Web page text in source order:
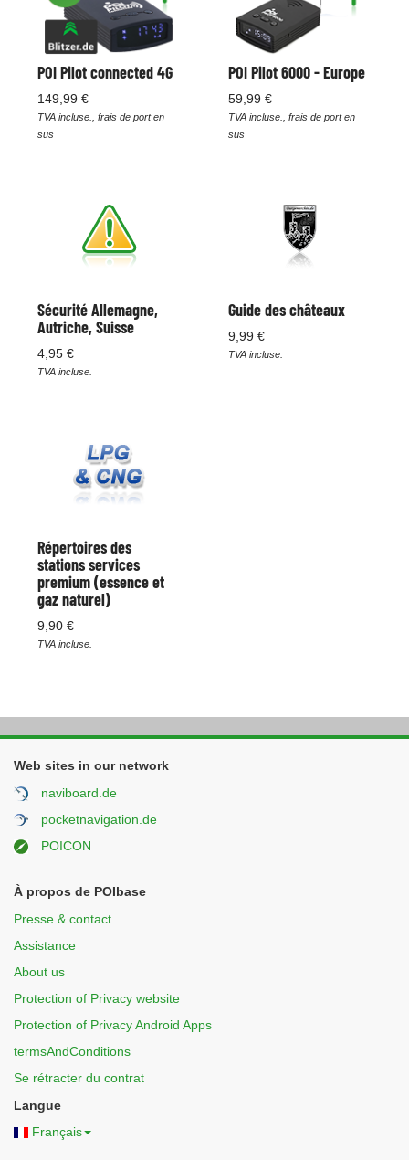
POI Pilot connected 4G
149,99 €
TVA incluse., frais de port en
sus
POI Pilot 6000 - Europe
59,99 €
TVA incluse., frais de port en
sus
Sécurité Allemagne,
Autriche, Suisse
4,95 €
TVA incluse.
Guide des châteaux
9,99 €
TVA incluse.
Répertoires des
stations services
premium (essence et
gaz naturel)
9,90 €
TVA incluse.
Web sites in our network
naviboard.de
pocketnavigation.de
POICON
À propos de POIbase
Presse & contact
Assistance
About us
Protection of Privacy website
Protection of Privacy Android Apps
termsAndConditions
Se rétracter du contrat
Langue
Français